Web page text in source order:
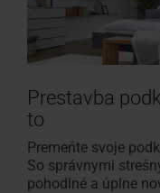
Prestavba
to
Premeňte svoje
So správnymi
pohodlné a úplne